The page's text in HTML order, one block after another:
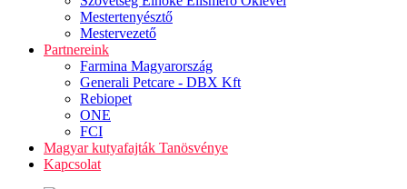
Mestertenyésztő
Mestervezető
Partnereink
Farmina Magyarország
Generali Petcare - DBX Kft
Rebiopet
ONE
FCI
Magyar kutyafajták Tanösvénye
Kapcsolat